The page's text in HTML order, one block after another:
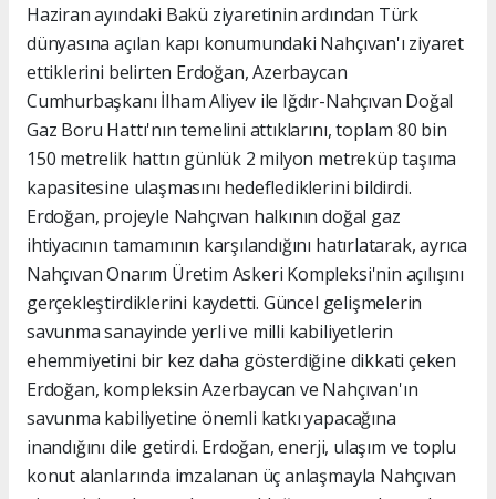
Haziran ayındaki Bakü ziyaretinin ardından Türk dünyasına açılan kapı konumundaki Nahçıvan'ı ziyaret ettiklerini belirten Erdoğan, Azerbaycan Cumhurbaşkanı İlham Aliyev ile Iğdır-Nahçıvan Doğal Gaz Boru Hattı'nın temelini attıklarını, toplam 80 bin 150 metrelik hattın günlük 2 milyon metreküp taşıma kapasitesine ulaşmasını hedeflediklerini bildirdi. Erdoğan, projeyle Nahçıvan halkının doğal gaz ihtiyacının tamamının karşılandığını hatırlatarak, ayrıca Nahçıvan Onarım Üretim Askeri Kompleksi'nin açılışını gerçekleştirdiklerini kaydetti. Güncel gelişmelerin savunma sanayinde yerli ve milli kabiliyetlerin ehemmiyetini bir kez daha gösterdiğine dikkati çeken Erdoğan, kompleksin Azerbaycan ve Nahçıvan'ın savunma kabiliyetine önemli katkı yapacağına inandığını dile getirdi. Erdoğan, enerji, ulaşım ve toplu konut alanlarında imzalanan üç anlaşmayla Nahçıvan ziyaretinin adeta taçlanmış olduğunu vurgulayarak, yeni projelerle Azerbaycan'la işbirliğinin her seferinde bir adım daha öteye taşımanın bahtiyarlığı içinde olduklarını söyledi. "Can Azerbaycan'ımızı tarihi başarıdan dolayı tebrik ediyorum" Aliyev ile yaptıkları görüşmede ikili ve bölgesel birçok hususu ele alma fırsatı bulduklarını, Karabağ'daki son durum üzerinde özellikle durduklarını ve Azerbaycan'ın haklı davasında güçlü desteği tekrarladıklarını bildiren Erdoğan, şöyle devam etti: "Can Azerbaycan'ımızı, antiterör operasyonunda elde ettiği tarihi başarıdan dolayı bir kez daha tebrik ediyorum. Şehitlerimize Allah'tan rahmet, yaralılarımıza acil şifalar diliyorum. Azerbaycan ordusu teröristlere karşı tavizsiz, sivillere ise son derece merhametli davranmıştır. 30 yıl önce Karabağ'ın işgali sırasında yaşananlar ile işgal edilmiş toprakların kurtarılması sonrasında yaşananlar arasındaki büyük fark şimdiden hafızalara kazınmıştır. Sivillerin ihtiyaç duyduğu tüm malzemeler, ciddi manada tırlar dolusu gıda ürünleri bölgeye ulaştırılıyor. Azerbaycanlı kardeşlerimizi harekat sonrasında sivillere yönelik sergiledikleri bu insani ve vicdani tutum dolayısıyla ayrıca kutluyorum. Türkiye olarak tüm süreçlerde Azerbaycan'ın yanında yer aldık. Desteğimizi, geçtiğimiz hafta Birleşmiş Milletler Genel Kurulundaki hitabımda güçlü bir şekilde vurguladım. Harekat neticesinde Azerbaycan'ın Karabağ'ın tamamındaki egemenliği perçinlenmiş oldu. Çok daha önemlisi 44 günlük vatan savunmasının ardından bölgede kalıcı barış ve istikrarın tesisi yolunda yeni bir fırsat penceresi açıldı. Bu imkanın değerlendirilmesi gerektiğine dair görüşümüz herkesin malumudur. Ermenistan'ın süreci uzatmak yerine artık güçlü bir irade sergilemesini bekliyoruz. Bu beklentimizi 11 Eylül'de telefonla görüştüğüm Ermenistan Başbakanı Sayın Nikol Paşinyan'a da ifade ettim." Erdoğan, Azerbaycan'ın toprak bütünlüğüne, egemenliğine ve komşuluk hukukuna riayet edildiği takdirde çözülemeyecek hiçbir sorun görmediklerini ifade ederek, şu değerlendirmede bulundu: "Azerbaycan-Ermenistan sürecinde ilerleme sağlanması, bölgesel normalleşmeye de büyük ivme kazandıracaktır. Güney Kafkasya'da istikrar, barış ve refahın tesis edilmesi için Azerbaycan'la birlikte çalışmayı sürdüreceğiz. Ziyaretimizin, sadece ikili ilişkilerimiz değil tüm bölgemiz için hayırlara vesile olmasını temenni ediyorum. Şahsıma ve heyetime gösterilen hüsnü kabulden dolayı kardeşim Azerbaycan Cumhurbaşkanı İlham Aliyev'e bir kez daha teşekkür ediyorum." "Menendez'in devreden çıkması bize avantaj sağlıyor" Değerlendirmesinin ardından gazetecilerin sorularını yanıtlayan Erdoğan, "ABD'den ülkemize F-16 satışı ve modernizasyonunun önündeki en büyük engellerden biri ABD'li Senatör Bob Menendez, hakkında hazırlanan yolsuzluk iddianamesinden sonra geçici olarak görevini bırakmak zorunda kaldı. Beyaz Saray'dan gerek F-16 satışının Senato'ya sunulması gerekse modernizasyonun onaylanmasıyla ilgili bir hareket bekliyor musunuz?" sorusuna, şu yanıtı verdi: "Bizim, F-16'larla ilgili bu konuda en önemli sıkıntılarımızdan biri de ABD'li Senatör Bob Menendez'in ülkemiz aleyhine faaliyetleriydi. Dolayısıyla Dışişleri Bakanımız Hakan Fidan şu anda bu süreci yakından takip edecek. Zaten ABD Dışişleri Bakanı Antony Blinken ile Dışişleri Bakanımız Hakan Fidan 3-4 gün önce Amerika'da görüştüler. Bu görüşmeler hala devam ediyor. Ama şimdi bu durumu fırsata dönüştürüp kendisiyle tekrar görüşmekte fayda var. Bu sayede F-16 ile ilgili süreci de belki hızlandırma fırsatımız da olabilir. Sadece F-16 değil, diğer bütün konularda Menendez ve onun zihniyetindekiler bize karşı engelleyici faaliyet yürütüyor. Menendez'in devreden çıkması bize avantaj sağlıyor ancak F-16 meselesi sadece Menendez'e bağlı bir konu değil. Yönetilmesi gereken alanları Dışişleri Bakanımız Hakan Fidan yürütecek. Bu konuda ABD'den artık net bir yanıt bekliyoruz. Temenni ediyoruz ki beklediğimiz olumlu neticeyi fazla uzamadan alırız. Bu konu dahi bizlere savunma sanayi noktasında kendi kendine yeten bir ülke olmanın ne kadar önemli olduğunu gösteriyor. Daha önce İHA-SİHA noktasında da aynı durumdaydık. O zamanlar Predator meselesi vardı. İhtiyacımız olduğu halde müttefikimizden alamamıştık. Ne yaptık, kendi İHA'larımızı ürettik. Durmadık SİHA yaptık, TİHA yaptık, Kızılelma yaptık, Hürkuş yaptık, Atak yaptık… Şimdi de F-16'lara ihtiyacımız var fakat bir yandan da yeni nesil savaş uçağımız KAAN'ı üretmek için çalışıyoruz." "Zengezur Koridoru'nun hayata geçmesi stratejik bir konudur" Erdoğan, "Geçen yıl Azerbaycan'dan dönüşümüzde Zengezur Koridoru konusunun ilerlemesinde Ermenistan'dan daha çok İran'ın sorun çıkardığını söylemiştiniz. Azerbaycan'ın Karabağ'daki terörle mücadele operasyonlarından sonra Zengezur Koridoru'nda nasıl bir süreç bekleniyor?" sorusu üzerine, kara ve demir yolu hatlarıyla Nahçıvan ve Azerbaycan'ın diğer bölgeleri ile doğrudan bağlantı kurmalarının ilişkileri daha güçlü hale getireceğini belirtti. Bu güçlü bağ sayesinde birçok konuda yürüyerek aldıkları mesafenin katbekat fazlasını gelecek süreçte koşarak alacaklarını vurgulayan Erdoğan, "Bu nedenle bir an önce bu koridorun açılması için elimizden gelen gayreti göstereceğiz. Türkiye ve Azerbaycan için çok önemli bu koridorun hayata geçmesi stratejik bir konudur ve muhakkak tamamlanmalıdır. Bu koridor açıldığında Bakü'den çıkan bir araç ya da tren doğrudan Kars'a gelebilecek. Türkiye-Azerbaycan kardeşliği çok daha güçlenecek. İran'dan da bu konuda olumlu sinyaller gelmesi sevindirici." dedi. "Ermenistan şu anda Hocalı Katliamı'nın bedelini ödüyor" Erdoğan, Hocalı Katliamı'na tanık olan bir kız çocuğuyla TRT'nin 31 yıl sonra röportaj yaptığı hatırlatılarak, "Hocalı'da artık Azerbaycan bayrağı dalgalanıyor. Hocalı'yı özlemle bekleyenler için tekrar evlerine dönme yolu açıldı. Bu gelişmenin sizde oluşturduğu hissiyatı paylaşmanız mümkün mü?" sorusuna, "En az o yavrumuz kadar biz de o süreci yaşadık. O katliamın açtığı yaralar var. Tabii o katliamı yaşayanlar için de bizler için de Hocalı Katliamı unutulmaz." ifadesini kullandı. Cumhurbaşkanı Erdoğan, sözlerini şöyle sürdürdü: "Hocalı Katliamı'nın şu anda Ermenistan bedelini ödüyor ve ödeyecek çünkü 1 milyon Azerbaycanlı, Hocalı'dan ve diğer şehirlerden adeta hicret etti. Nereye? Azerbaycan'a. Şimdi ondan 10 yıllar sonra Azerbaycan bu katliamın hesabını sordu. Çok çok farklı bir şekilde sordu ve topraklarını geri aldı. Malum, Amerika, Rusya, Fransa, Minsk Üçlüsü denilen bu ülkeler, yıllarca Azerbaycan'ın bu hakkını tanımadılar. Sonunda Azerbaycan kendi göbeğini kendi kesti ve işi bitirdi. Şimdi Hocalı'da artık kim var? Hocalı'nın gerçek sahipleri. Tüm şehitlere Allah'tan rahmet diliyoruz. Azerbaycan ordusu Hocalı'ya kaos, kan ve ölüm değil, huzur ve barış getirmek için girdi. Yıllar önce oraya Ermeni çetelerin girdiği gibi girmedi. İnsanları katletmek için girmedi. Hocalı'ya hak ettiği barışı ve huzuru sağlamak için girdi. Kendi öz toprağına ardındaki zaferlerin müjdesiyle girdi. Artık Hocalı için de Karabağ için de Azerbaycan egemenliği altında kalıcı barış ve huzurun vakti gelmiştir. Ermenistan'a düşen de bu huzurun tesisi ve muhafazası için barışın yanında durmaktır." "Kıbrıs Adası barış ve huzurla anılmayı hak ediyor" Kuzey Kıbrıs Türk Cumhuriyeti'nin (KKTC) Türk devletleri ile daha fazla bütünleşmesi yolunda yeni adımların atılıp atılmayacağına ilişkin soru üzerine Erdoğan, gelecek süreçte Türk Devletleri Teşkilatının toplantısı olacağını bildirdi. Erdoğan, Azerbaycan'ın toplantıya KKTC Cumhurbaşkanı Ersin Tatar Bey'in de davet edilmesini çok istediğini belirterek, şöyle devam etti: "Kazakistan'da toplantı yapılacak ve bu toplantıda inşallah gözlemci üye olarak Kuzey Kıbrıs Türk Cumhuriyeti'ni de göreceğiz. Bu konuda sağ olsun Azerbaycan Cumhurbaşkanı İlham Aliyev'in de ciddi bir kararlılığı var. O da KKTC bayrağının oralarda dalgalanmasını istediğini ortaya koyuyor. Bizler de KKTC ile alakalı atılan bu adımda beraberce, el ele, omuz omuza kararlılığımızı göstermeye inşallah devam edeceğiz. KKTC'nin tanınması Kıbrıs Adası'nda kalıcı barış ve huzurun sağlanmasını isteyen tüm ülkeler için en doğru seçenektir. Adanın gerçekleri ortadadır ve KKTC, Kıbrıs'ın en somut gerçeğidir. Yıllarca oradaki Türk varlığını görmezden gelmeye çalışanların denemediği yol kalmadı fakat giriştikleri her adım temelsiz olduğu için onlar açısından hüsranla sonuçlandı. Bizler, KKTC ile birlikte çözüm için tüm yolları denedik. Federasyon formülü dahil tüm formüllere samimiyetle yaklaştık. Fakat bundan böyle Kıbrıs'ta iki devletli çözüm dışında seçeneğin kalmadığı açık ve net bir şekilde ortaya çıkmıştır. Kimse bizden KKTC'nin haklarını görmezden gelmemizi, onları çiğnettirmemizi beklemesin. Bizler KKTC'nin artık diğer ülkelerce tanınması için sesimizi daha çok yükselteceğiz. Biz daha önce de 'çözümsüzlük çözüm değildir' diyerek bu sorunun ortada bırakılmasının, görmezden gelinmesinin yanlış olduğunu anlatmıştık. Artık tüm yanlışları silecek doğru adımın vaktidir. KKTC'nin tanınması başta Avrupa Birliği olmak üzere birçok tarafın attığı yan